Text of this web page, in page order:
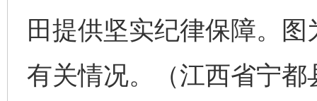
田提供坚实纪律保障。
有关情况。（江西省宁